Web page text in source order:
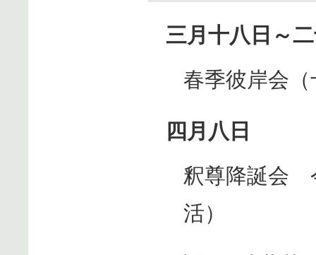
三月十八日～
春季彼岸会
四月八日
釈尊降誕会
活）